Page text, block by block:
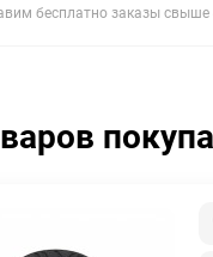
бесплатно заказы свыше